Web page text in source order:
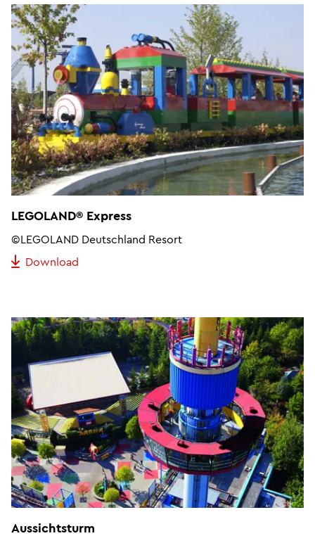
LEGOLAND® Express
©LEGOLAND Deutschland Resort
Download
Aussichtsturm